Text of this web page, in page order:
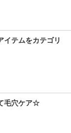
イテムをカテゴリ
毛穴ケア☆